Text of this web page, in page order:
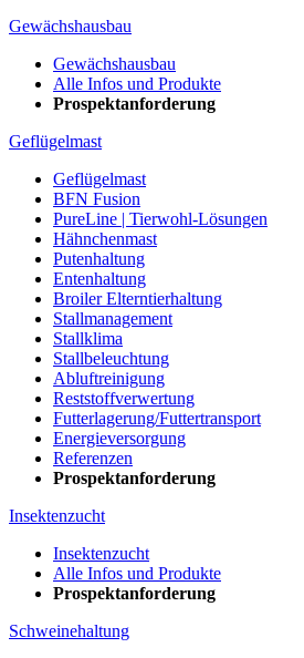
Gewächshausbau
Gewächshausbau
Alle Infos und Produkte
Prospektanforderung
Geflügelmast
Geflügelmast
BFN Fusion
PureLine | Tierwohl-Lösungen
Hähnchenmast
Putenhaltung
Entenhaltung
Broiler Elterntierhaltung
Stallmanagement
Stallklima
Stallbeleuchtung
Abluftreinigung
Reststoffverwertung
Futterlagerung/Futtertransport
Energieversorgung
Referenzen
Prospektanforderung
Insektenzucht
Insektenzucht
Alle Infos und Produkte
Prospektanforderung
Schweinehaltung